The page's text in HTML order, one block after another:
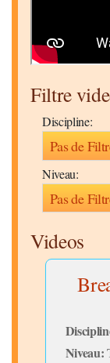
Filtre
Discipline:
Niveau:
Videos
Niveau: